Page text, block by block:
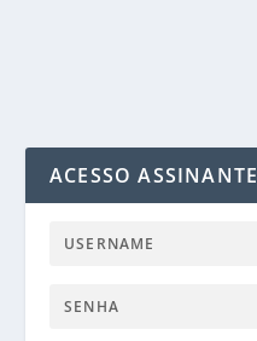
ACESSO ASSINANTE